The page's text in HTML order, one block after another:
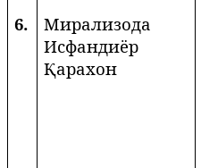
6.
Мирализода
Исфандиёр
Қарахон